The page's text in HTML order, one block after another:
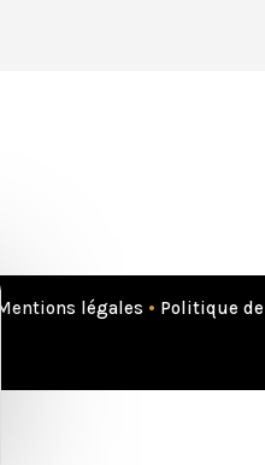
Mentions légales • Politique